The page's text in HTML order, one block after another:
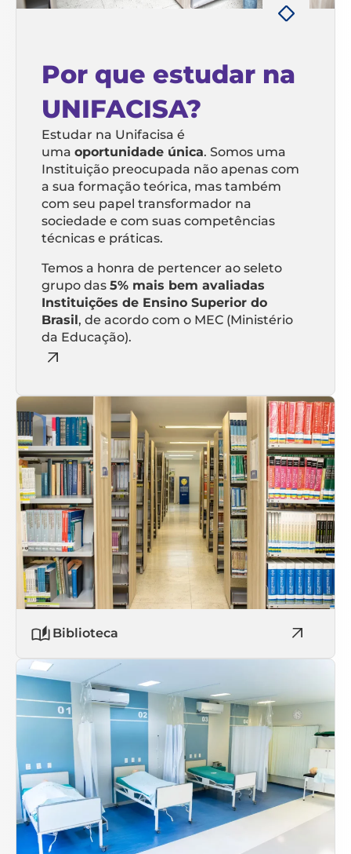
Por que estudar na
UNIFACISA?
Estudar na Unifacisa é
uma oportunidade única. Somos uma
Instituição preocupada não apenas com
a sua formação teórica, mas também
com seu papel transformador na
sociedade e com suas competências
técnicas e práticas.
Temos a honra de pertencer ao seleto
grupo das 5% mais bem avaliadas
Instituições de Ensino Superior do
Brasil, de acordo com o MEC (Ministério
da Educação).
Biblioteca